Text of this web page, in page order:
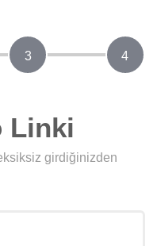
3 4
Linki
girdiğinizden